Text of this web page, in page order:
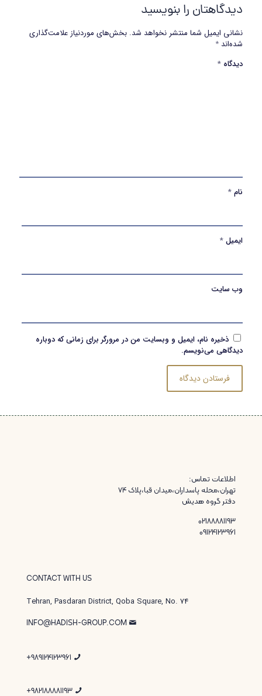
دیدگاهتان را بنویسید
نشانی ایمیل شما منتشر نخواهد شد. بخش‌های موردنیاز علامت‌گذاری
شده‌اند *
دیدگاه *
نام*
ایمیل*
وب‌ سایت
ذخیره نام، ایمیل و وبسایت من در مرورگر برای زمانی که دوباره
دیدگاهی می‌نویسم.
اطلاعات تماس:
تهران،محله پاسداران،میدان قبا،پلاک ۷۴
دفتر گروه هدیش
02188881193
09124123961
CONTACT WITH US
Tehran, Pasdaran District, Qoba Square, No. 74